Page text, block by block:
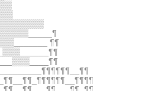
¶¶